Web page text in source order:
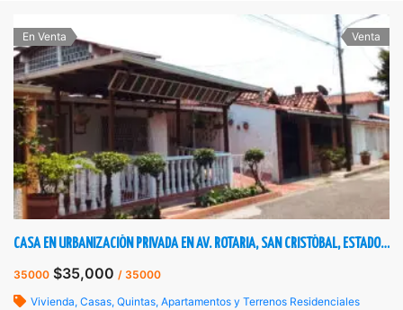
En Venta Venta
CASA EN URBANIZACIÓN PRIVADA EN AV. ROTARIA, SAN CRISTÓBAL, ESTADO TÁCHIRA, VENEZUELA.
35000 $35,000 / 35000
Vivienda, Casas, Quintas, Apartamentos y Terrenos Residenciales